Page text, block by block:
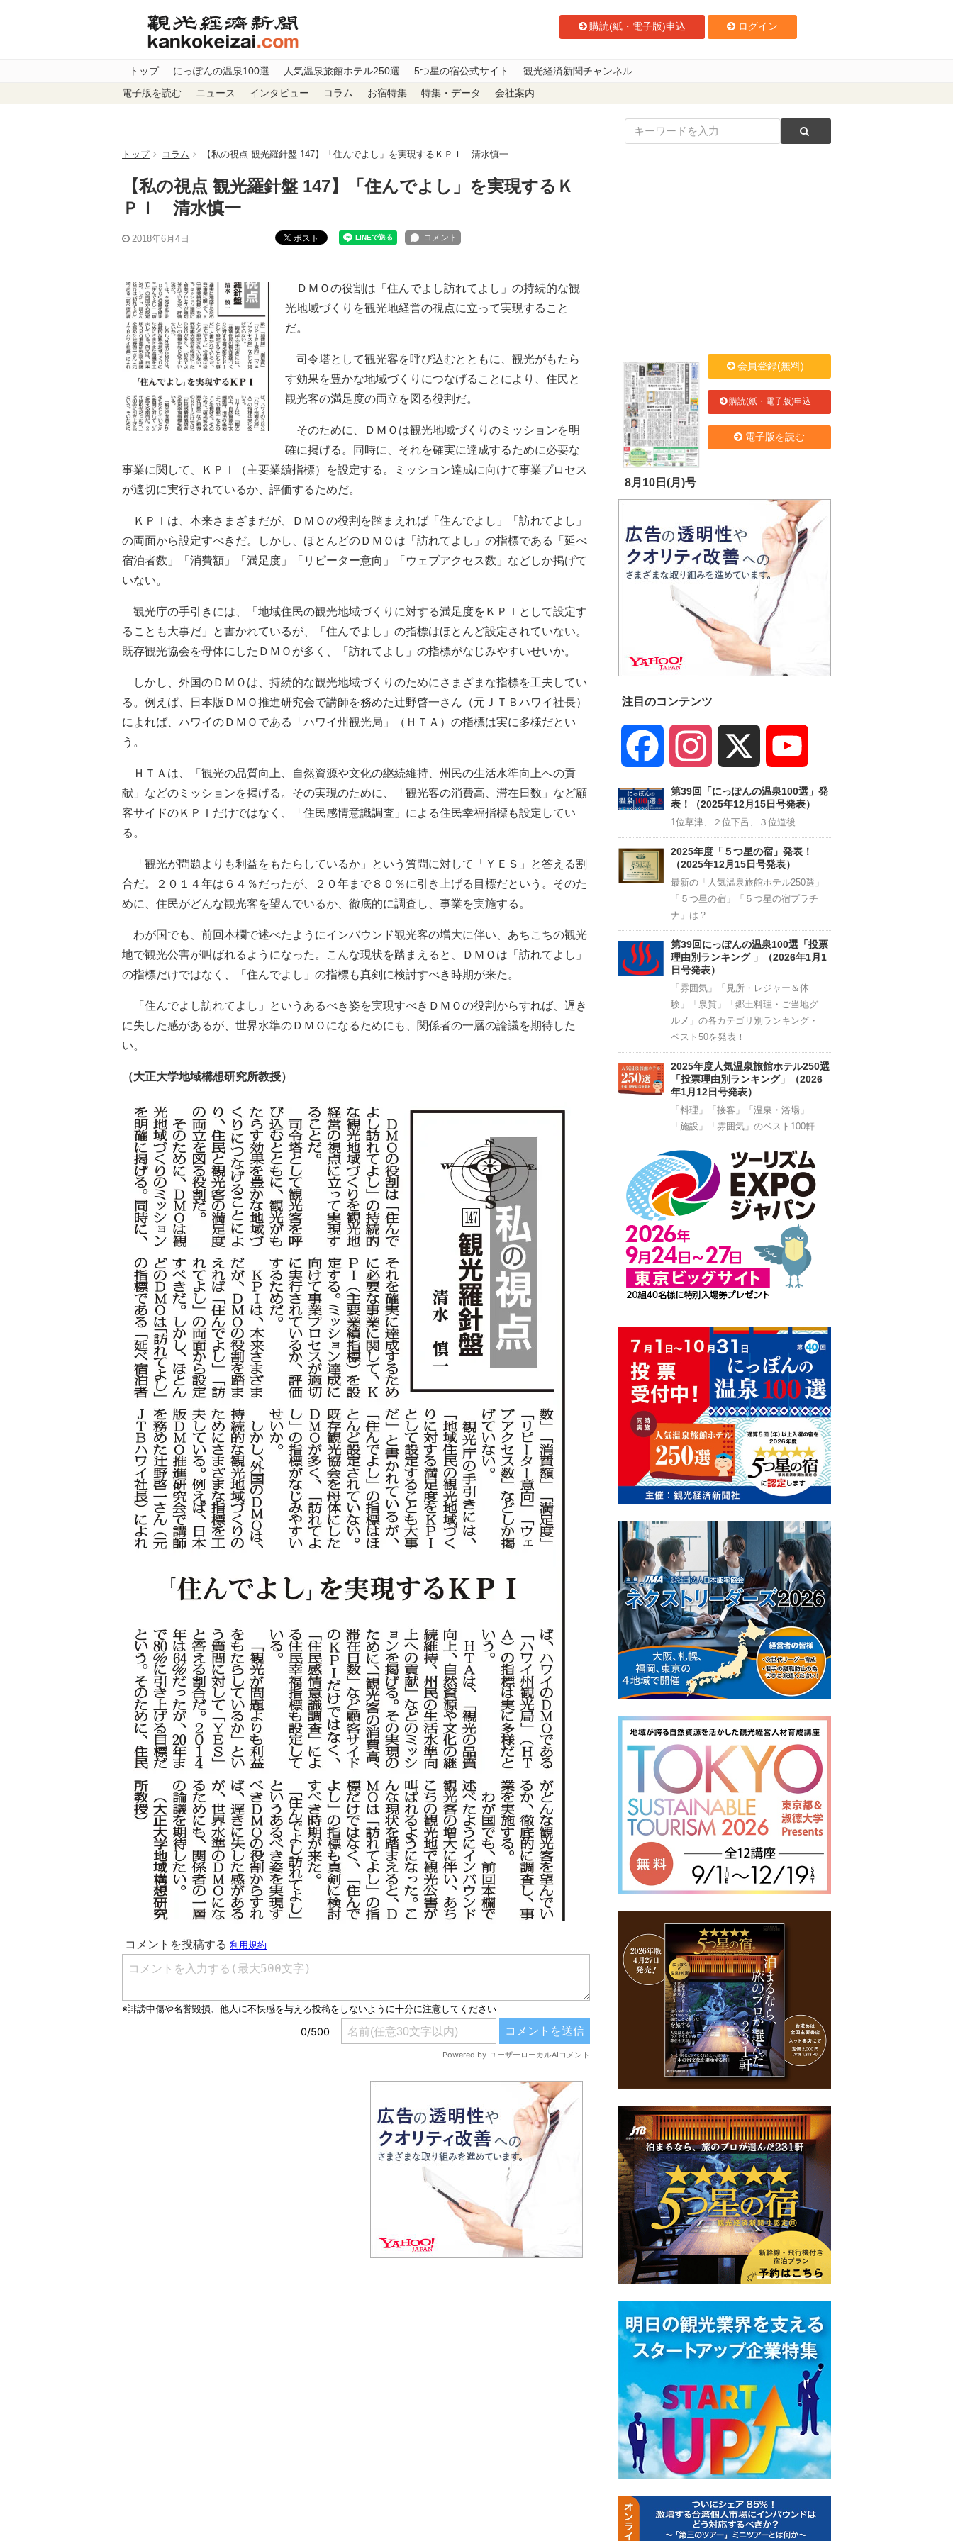
購読(紙・電子版)申込 ログイン
トップ にっぽんの温泉100選 人気温泉旅館ホテル250選 5つ星の宿公式サイト 観光経済新聞チャンネル
電子版を読む ニュース インタビュー コラム お宿特集 特集・データ 会社案内
トップ コラム 【私の視点 観光羅針盤 147】「住んでよし」を実現するＫＰＩ 清水慎一
【私の視点 観光羅針盤 147】「住んでよし」を実現するＫ
ＰＩ 清水慎一
2018年6月4日 ポスト
ＤＭＯの役割は「住んでよし訪れてよし」の持続的な観
光地域づくりを観光地経営の視点に立って実現すること
だ。
司令塔として観光客を呼び込むとともに、観光がもたら
す効果を豊かな地域づくりにつなげることにより、住民と
観光客の満足度の両立を図る役割だ。
そのために、ＤＭＯは観光地域づくりのミッションを明
確に掲げる。同時に、それを確実に達成するために必要な
事業に関して、ＫＰＩ（主要業績指標）を設定する。ミッション達成に向けて事業プロセス
が適切に実行されているか、評価するためだ。
ＫＰＩは、本来さまざまだが、ＤＭＯの役割を踏まえれば「住んでよし」「訪れてよし」
の両面から設定すべきだ。しかし、ほとんどのＤＭＯは「訪れてよし」の指標である「延べ
宿泊者数」「消費額」「満足度」「リピーター意向」「ウェブアクセス数」などしか掲げて
いない。
観光庁の手引きには、「地域住民の観光地域づくりに対する満足度をＫＰＩとして設定す
ることも大事だ」と書かれているが、「住んでよし」の指標はほとんど設定されていない。
既存観光協会を母体にしたＤＭＯが多く、「訪れてよし」の指標がなじみやすいせいか。
しかし、外国のＤＭＯは、持続的な観光地域づくりのためにさまざまな指標を工夫してい
る。例えば、日本版ＤＭＯ推進研究会で講師を務めた辻野啓一さん（元ＪＴＢハワイ社長）
によれば、ハワイのＤＭＯである「ハワイ州観光局」（ＨＴＡ）の指標は実に多様だとい
う。
ＨＴＡは、「観光の品質向上、自然資源や文化の継続維持、州民の生活水準向上への貢
献」などのミッションを掲げる。その実現のために、「観光客の消費高、滞在日数」など顧
客サイドのＫＰＩだけではなく、「住民感情意識調査」による住民幸福指標も設定してい
る。
「観光が問題よりも利益をもたらしているか」という質問に対して「ＹＥＳ」と答える割
合だ。２０１４年は６４％だったが、２０年まで８０％に引き上げる目標だという。そのた
めに、住民がどんな観光客を望んでいるか、徹底的に調査し、事業を実施する。
わが国でも、前回本欄で述べたようにインバウンド観光客の増大に伴い、あちこちの観光
地で観光公害が叫ばれるようになった。こんな現状を踏まえると、ＤＭＯは「訪れてよし」
の指標だけではなく、「住んでよし」の指標も真剣に検討すべき時期が来た。
「住んでよし訪れてよし」というあるべき姿を実現すべきＤＭＯの役割からすれば、遅き
に失した感があるが、世界水準のＤＭＯになるためにも、関係者の一層の論議を期待した
い。
（大正大学地域構想研究所教授）
8月10日(月)号
会員登録(無料)
購読(紙・電子版)申込
電子版を読む
注目のコンテンツ
Facebook Instagram
Channel
第39回「にっぽんの温泉100選」発
表！（2025年12月15日号発表）
1位草津、２位下呂、３位道後
2025年度「５つ星の宿」発表！
（2025年12月15日号発表）
最新の「人気温泉旅館ホテル250選」
「５つ星の宿」「５つ星の宿プラチ
ナ」は？
第39回にっぽんの温泉100選「投票
理由別ランキング 」（2026年1月1
日号発表）
「雰囲気」「見所・レジャー＆体
験」「泉質」「郷土料理・ご当地グ
ルメ」の各カテゴリ別ランキング・
ベスト50を発表！
2025年度人気温泉旅館ホテル250選
「投票理由別ランキング」（2026
年1月12日号発表）
「料理」「接客」「温泉・浴場」
「施設」「雰囲気」のベスト100軒